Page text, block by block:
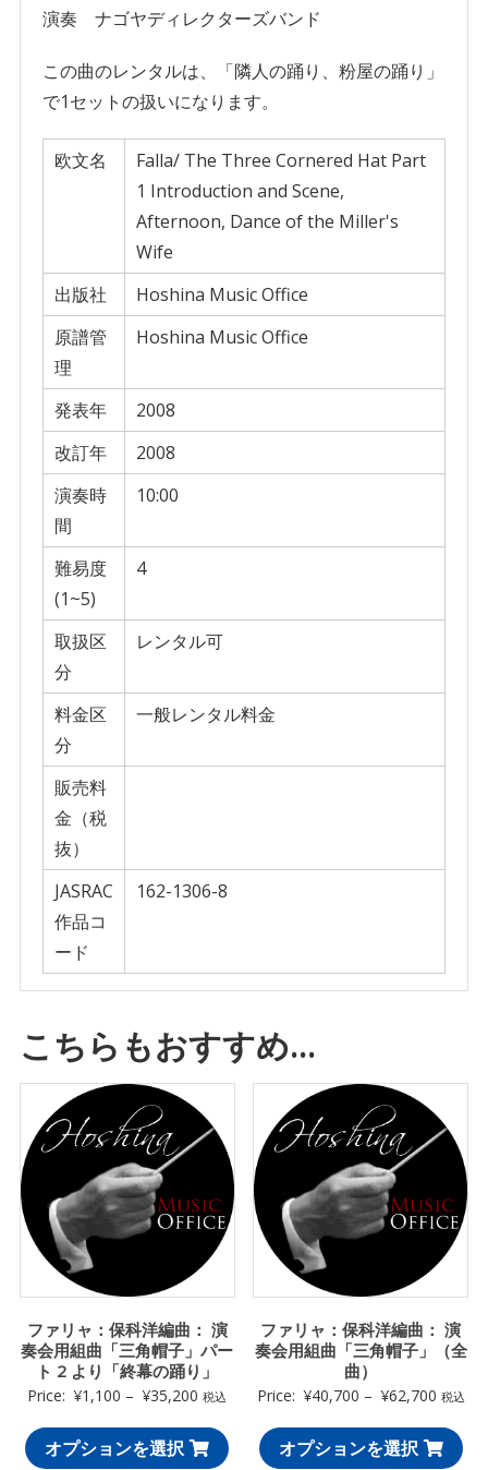
演奏 ナゴヤディレクターズバンド
この曲のレンタルは、「隣人の踊り、粉屋の踊り」
で1セットの扱いになります。
欧文名
Falla/ The Three Cornered Hat Part
1 Introduction and Scene,
Afternoon, Dance of the Miller's
Wife
出版社
Hoshina Music Office
原譜管
理
Hoshina Music Office
発表年
2008
改訂年
2008
演奏時
間
10:00
難易度
(1~5)
4
取扱区
分
レンタル可
料金区
分
一般レンタル料金
販売料
金（税
抜）
JASRAC
作品コ
ード
162-1306-8
こちらもおすすめ…
ファリャ：保科洋編曲： 演
奏会用組曲「三角帽子」パー
ト 2 より「終幕の踊り」
Price: ¥1,100 – ¥35,200 税込
オプションを選択
ファリャ：保科洋編曲： 演
奏会用組曲「三角帽子」（全
曲）
Price: ¥40,700 – ¥62,700 税込
オプションを選択